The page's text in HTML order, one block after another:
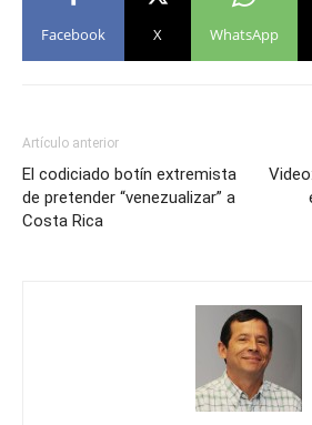
Facebook X WhatsApp
Artículo anterior
El codiciado botín extremista
de pretender “venezualizar” a
Costa Rica